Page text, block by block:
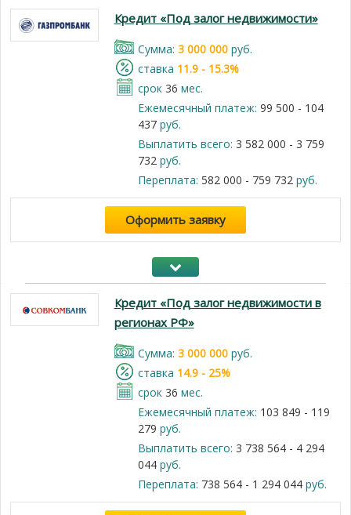
Кредит «Под залог недвижимости»
Cумма: 3 000 000руб.
cтавка 11.9 - 15.3%
срок 36 мес.
Ежемесячный платеж: 99 500 - 104
437руб.
Выплатить всего: 3 582 000 - 3 759
732руб.
Переплата: 582 000 - 759 732руб.
Оформить заявку
Кредит «Под залог недвижимости в
регионах РФ»
Cумма: 3 000 000руб.
cтавка 14.9 - 25%
срок 36 мес.
Ежемесячный платеж: 103 849 - 119
279 руб.
Выплатить всего: 3 738 564 - 4 294
044руб.
Переплата: 738 564 - 1 294 044руб.